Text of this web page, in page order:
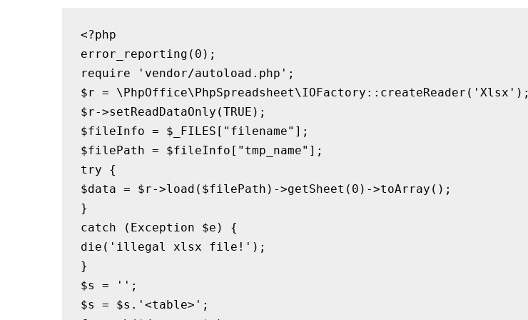
<?php
error_reporting(0);
require 'vendor/autoload.php';
$r = \PhpOffice\PhpSpreadsheet\IOFactory::createReader('Xlsx');
$r->setReadDataOnly(TRUE);
$fileInfo = $_FILES["filename"];
$filePath = $fileInfo["tmp_name"];
try {
$data = $r->load($filePath)->getSheet(0)->toArray();
}
catch (Exception $e) {
die('illegal xlsx file!');
}
$s = '';
$s = $s.'<table>';